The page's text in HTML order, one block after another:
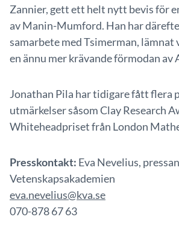
Zannier, gett ett helt nytt bevis för
av Manin-Mumford. Han har
samarbete med Tsimerman,
en ännu mer krävande förmodan av
Jonathan Pila har tidigare fått flera
utmärkelser såsom Clay Research
Whiteheadpriset från London
Presskontakt: Eva Nevelius,
Vetenskapsakademien
eva.nevelius@kva.se
070-878 67 63